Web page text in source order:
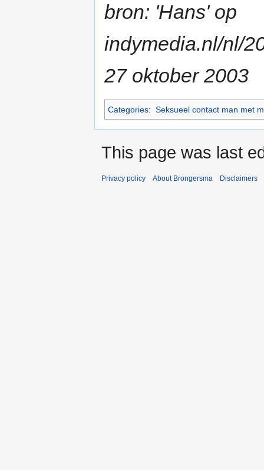
bron: 'Hans' op
indymedia.nl/nl/
27 oktober 2003
Categories: Seksueel contact man met
This page was last
Privacy policy About Brongersma Disclaimers